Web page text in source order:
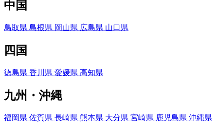
中国
鳥取県 島根県 岡山県 広島県 山口県
四国
徳島県 香川県 愛媛県 高知県
九州・沖縄
福岡県 佐賀県 長崎県 熊本県 大分県 宮崎県 鹿児島県 沖縄県